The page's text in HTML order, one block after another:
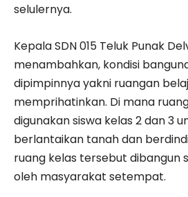
selulernya.
Kepala SDN 015 Teluk Punak
menambahkan, kondisi
dipimpinnya yakni ruangan
memprihatinkan. Di mana
digunakan siswa kelas 2 dan 3
berlantaikan tanah dan
ruang kelas tersebut dibangun
oleh masyarakat setempat.